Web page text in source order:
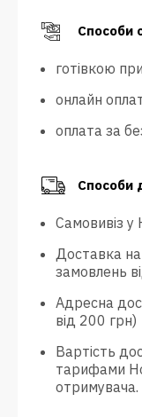
Способи
готівкою
онлайн
оплата за
Способи
Самовивіз у
Доставка
замовлень
Адресна
від 200 грн)
Вартість
тарифами
отримувача.